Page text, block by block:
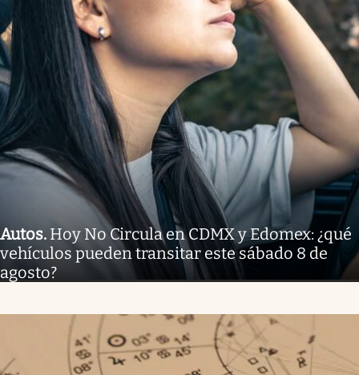
Autos. Hoy No Circula en CDMX y Edomex: ¿qué
vehículos pueden transitar este sábado 8 de
agosto?